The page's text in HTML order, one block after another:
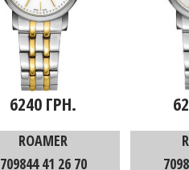
6240 ГРН.
ROAMER
709844 41 26 70